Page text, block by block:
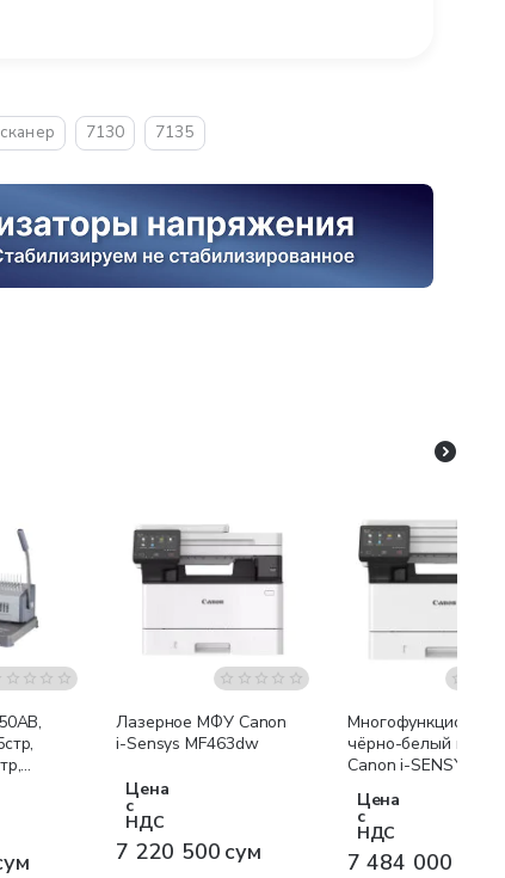
сканер 7130 7135
Бесплатная доставка
Лазерное МФУ Canon
i-Sensys MF463dw
Цена
с
НДС
7 220 500 сум
Бесплатная доставка
чёрно-белый
Canon i-SENSYS X
Цена
с
НДС
7 484 000 сум